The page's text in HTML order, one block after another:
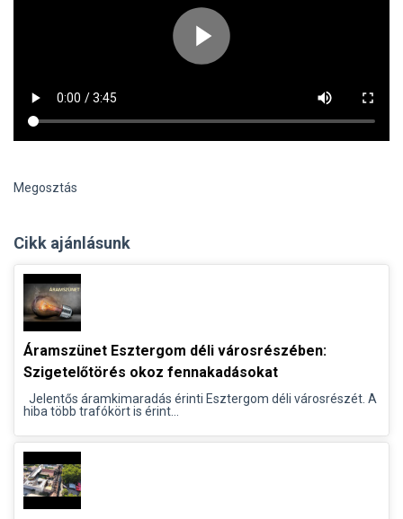
Megosztás
Cikk ajánlásunk
Áramszünet Esztergom déli városrészében:
Szigetelőtörés okoz fennakadásokat
Jelentős áramkimaradás érinti Esztergom déli városrészét. A
hiba több trafókört is érint...